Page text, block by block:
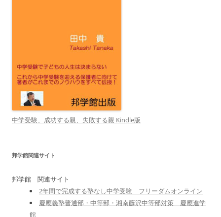
中学受験、成功する親、失敗する親 Kindle版
邦学館関連サイト
邦学館 関連サイト
2年間で完成する塾なし中学受験 フリーダムオンライン
慶應義塾普通部・中等部・湘南藤沢中等部対策 慶應進学
館